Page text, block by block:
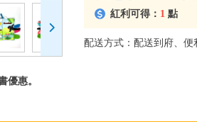
優惠。
紅利可得： 1 點
配送方式：配送到府、便